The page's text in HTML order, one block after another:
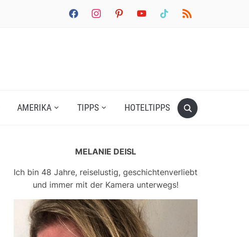
facebookinstagrampinterestyoutube tiktok rss
AMERIKA TIPPS HOTELTIPPS
MELANIE DEISL
Ich bin 48 Jahre, reiselustig, geschichtenverliebt
und immer mit der Kamera unterwegs!